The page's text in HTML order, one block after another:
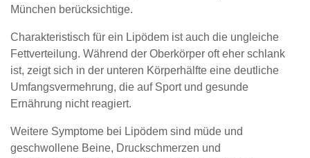
München berücksichtige.
Charakteristisch für ein Lipödem ist auch die ungleiche
Fettverteilung. Während der Oberkörper oft eher schlank
ist, zeigt sich in der unteren Körperhälfte eine deutliche
Umfangsvermehrung, die auf Sport und gesunde
Ernährung nicht reagiert.
Weitere Symptome bei Lipödem sind müde und
geschwollene Beine, Druckschmerzen und